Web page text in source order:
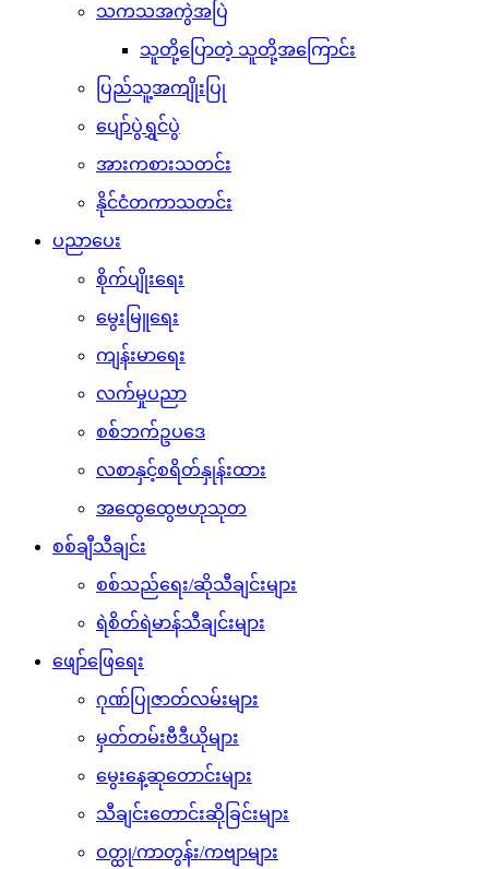
သကသအကွဲအပြဲ
သူတို့ပြောတဲ့ သူတို့အကြောင်း
ပြည်သူ့အကျိုးပြု
ပျော်ပွဲရွှင်ပွဲ
အားကစားသတင်း
နိုင်ငံတကာသတင်း
ပညာပေး
စိုက်ပျိုးရေး
မွေးမြူရေး
ကျန်းမာရေး
လက်မှုပညာ
စစ်ဘက်ဥပဒေ
လစာနှင့်စရိတ်နှုန်းထား
အထွေထွေဗဟုသုတ
စစ်ချီသီချင်း
စစ်သည်ရေး/ဆိုသီချင်းများ
ရဲစိတ်ရဲမာန်သီချင်းများ
ဖျော်ဖြေရေး
ဂုဏ်ပြုဇာတ်လမ်းများ
မှတ်တမ်းဗီဒီယိုများ
မွေးနေ့ဆုတောင်းများ
သီချင်းတောင်းဆိုခြင်းများ
ဝတ္ထု/ကာတွန်း/ကဗျာများ